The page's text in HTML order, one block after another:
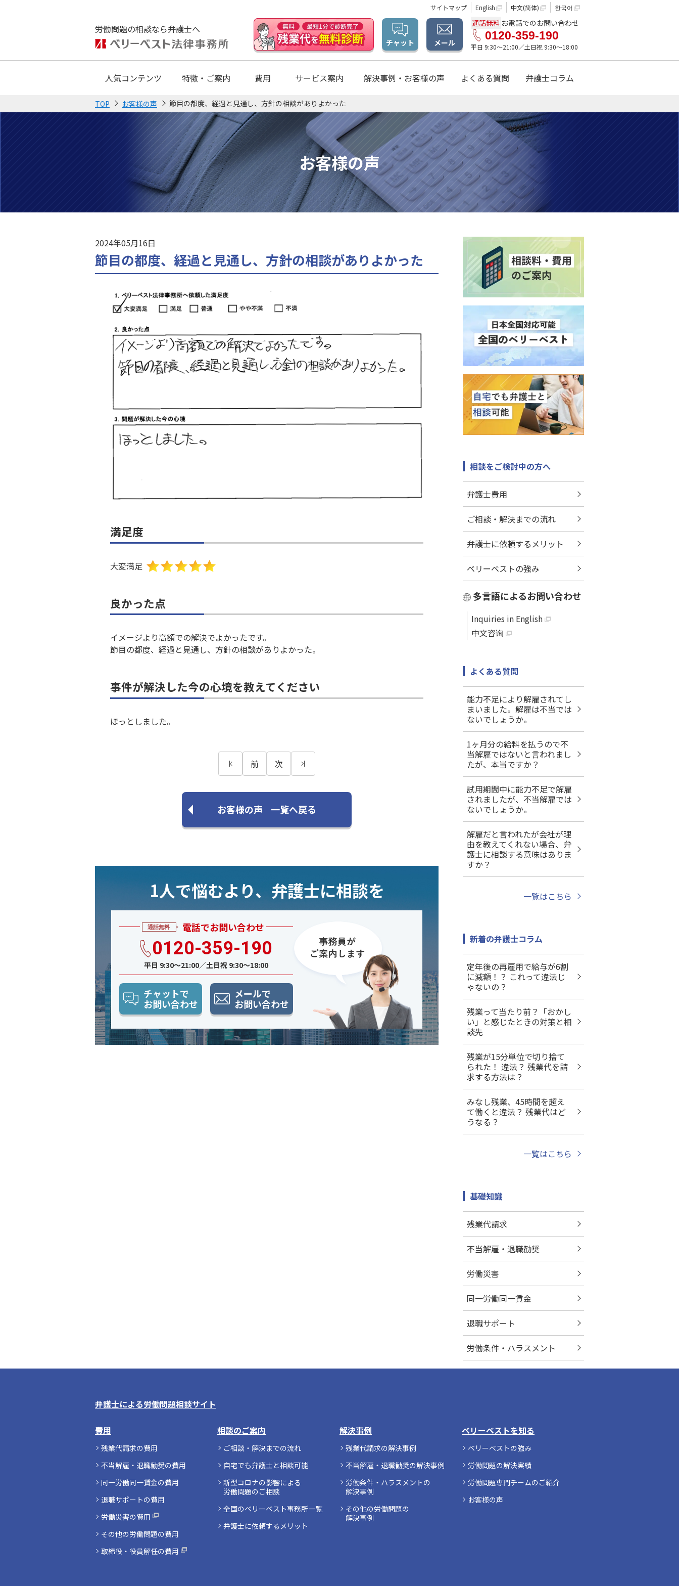
サイトマップ English 中文(简体) 한국어
労働問題の相談なら弁護士へ
チャット メール
通話無料 お電話でのお問い合わせ
0120-359-190
平日 9:30〜21:00／土日祝 9:30〜18:00
人気コンテンツ 特徴・ご案内 費用 サービス案内 解決事例・お客様の声 よくある質問 弁護士コラム
TOP お客様の声 節目の都度、経過と見通し、方針の相談がありよかった
お客様の声
2024年05月16日
節目の都度、経過と見通し、方針の相談がありよかった
満足度
大変満足
良かった点
イメージより高額での解決でよかったです。
節目の都度、経過と見通し、方針の相談がありよかった。
事件が解決した今の心境を教えてください
ほっとしました。
前 次
お客様の声 一覧へ戻る
1人で悩むより、弁護士に相談を
電話でお問い合わせ
0120-359-190
平日 9:30〜21:00／土日祝 9:30〜18:00
チャットで
お問い合わせ
メールで
お問い合わせ
相談をご検討中の方へ
弁護士費用
ご相談・解決までの流れ
弁護士に依頼するメリット
ベリーベストの強み
多言語によるお問い合わせ
Inquiries in English
中文咨询
よくある質問
能力不足により解雇されてし
まいました。解雇は不当では
ないでしょうか。
1ヶ月分の給料を払うので不
当解雇ではないと言われまし
たが、本当ですか？
試用期間中に能力不足で解雇
されましたが、不当解雇では
ないでしょうか。
解雇だと言われたが会社が理
由を教えてくれない場合、弁
護士に相談する意味はありま
すか？
一覧はこちら
新着の弁護士コラム
定年後の再雇用で給与が6割
に減額！？ これって違法じ
ゃないの？
残業って当たり前？「おかし
い」と感じたときの対策と相
談先
残業が15分単位で切り捨て
られた！ 違法？ 残業代を請
求する方法は？
みなし残業、45時間を超え
て働くと違法？ 残業代はど
うなる？
一覧はこちら
基礎知識
残業代請求
不当解雇・退職勧奨
労働災害
同一労働同一賃金
退職サポート
労働条件・ハラスメント
弁護士による労働問題相談サイト
費用
残業代請求の費用
不当解雇・退職勧奨の費用
同一労働同一賃金の費用
退職サポートの費用
労働災害の費用
その他の労働問題の費用
取締役・役員解任の費用
相談のご案内
ご相談・解決までの流れ
自宅でも弁護士と相談可能
新型コロナの影響による
労働問題のご相談
全国のベリーベスト事務所一覧
弁護士に依頼するメリット
解決事例
残業代請求の解決事例
不当解雇・退職勧奨の解決事例
労働条件・ハラスメントの
解決事例
その他の労働問題の
解決事例
ベリーベストを知る
ベリーベストの強み
労働問題の解決実績
労働問題専門チームのご紹介
お客様の声